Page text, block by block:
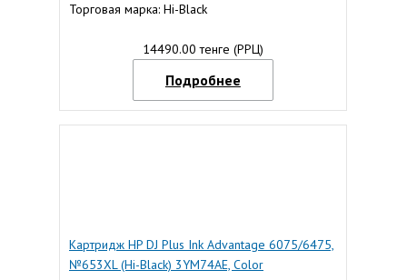
Торговая марка: Hi-Black
14490.00 тенге (РРЦ)
Подробнее
Картридж HP DJ Plus Ink Advantage 6075/6475,
№653XL (Hi-Black) 3YM74AE, Color